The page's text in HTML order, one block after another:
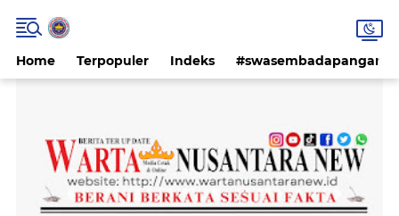
Home Terpopuler Indeks #swasembadapangan